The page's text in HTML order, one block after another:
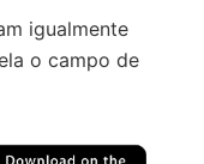
igualmente
o campo de